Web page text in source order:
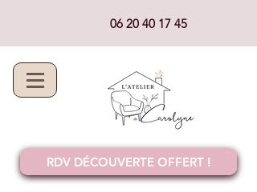
RDV DÉCOUVERTE OFFERT !
06 20 40 17 45